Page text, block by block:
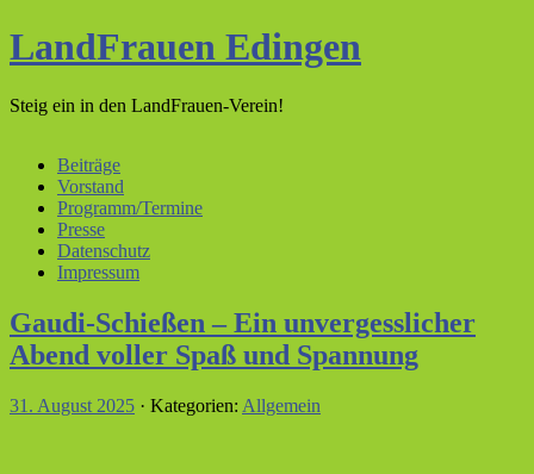
LandFrauen Edingen
Steig ein in den LandFrauen-Verein!
Beiträge
Vorstand
Programm/Termine
Presse
Datenschutz
Impressum
Gaudi-Schießen – Ein unvergesslicher
Abend voller Spaß und Spannung
31. August 2025 · Kategorien: Allgemein